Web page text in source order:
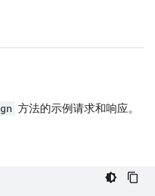
方法的示例请求和响应。